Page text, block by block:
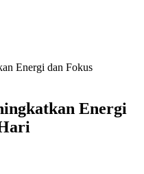
Energi dan Fokus
Energi